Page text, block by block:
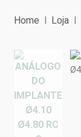
Home Loja